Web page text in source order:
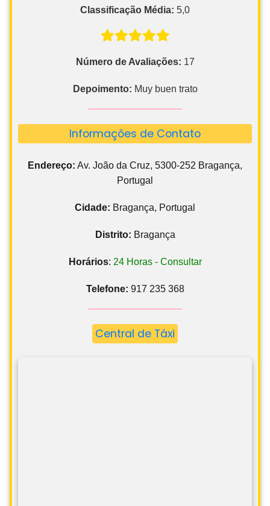
Classificação Média: 5,0
Número de Avaliações: 17
Depoimento: Muy buen trato
Informações de Contato
Endereço: Av. João da Cruz, 5300-252 Bragança,
Portugal
Cidade: Bragança, Portugal
Distrito: Bragança
Horários: 24 Horas - Consultar
Telefone: 917 235 368
Central de Táxi